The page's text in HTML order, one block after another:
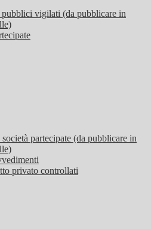
vigilati (da pubblicare in
partecipate (da pubblicare in
privato controllati